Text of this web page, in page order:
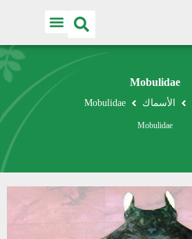
Mobulidae
الأسماك Mobulidae
Mobulidae